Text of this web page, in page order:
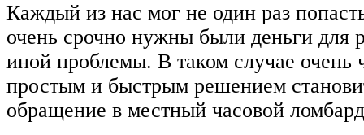
Каждый из нас мог не один раз
очень срочно нужны были деньги для
иной проблемы. В таком случае очень
простым и быстрым решением
обращение в местный часовой